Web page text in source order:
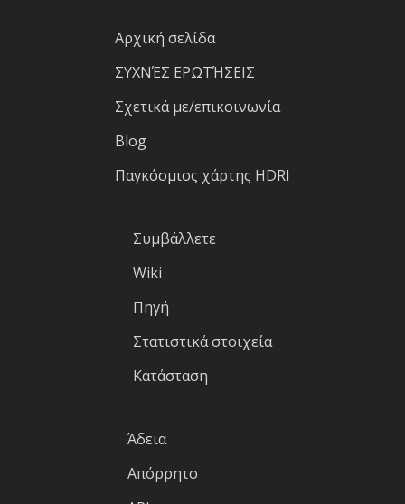
Αρχική σελίδα
ΣΥΧΝΈΣ ΕΡΩΤΉΣΕΙΣ
Σχετικά με/επικοινωνία
Blog
Παγκόσμιος χάρτης HDRI
Συμβάλλετε
Wiki
Πηγή
Στατιστικά στοιχεία
Κατάσταση
Άδεια
Απόρρητο